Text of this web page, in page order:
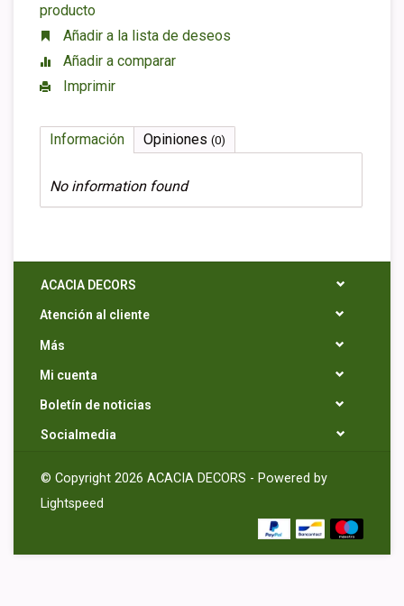
producto
Añadir a la lista de deseos
Añadir a comparar
Imprimir
Información Opiniones (0)
No information found
ACACIA DECORS
Atención al cliente
Más
Mi cuenta
Boletín de noticias
Socialmedia
© Copyright 2026 ACACIA DECORS - Powered by
Lightspeed